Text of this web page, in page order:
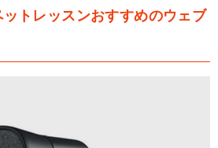
トレッスンおすすめのウェブ